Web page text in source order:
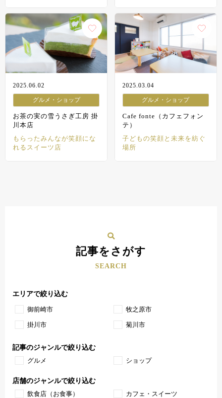
スイーツ
2025.06.02
グルメ・ショップ
お茶の実の雪うさぎ工房 掛
川本店
もらったみんなが笑顔にな
れるスイーツ店
2025.03.04
グルメ・ショップ
Cafe fonte（カフェフォン
テ）
子どもの笑顔と未来を紡ぐ
場所
記事をさがす
SEARCH
エリアで絞り込む
御前崎市 牧之原市
掛川市 菊川市
記事のジャンルで絞り込む
グルメ ショップ
店舗のジャンルで絞り込む
飲食店（お食事） カフェ・スイーツ